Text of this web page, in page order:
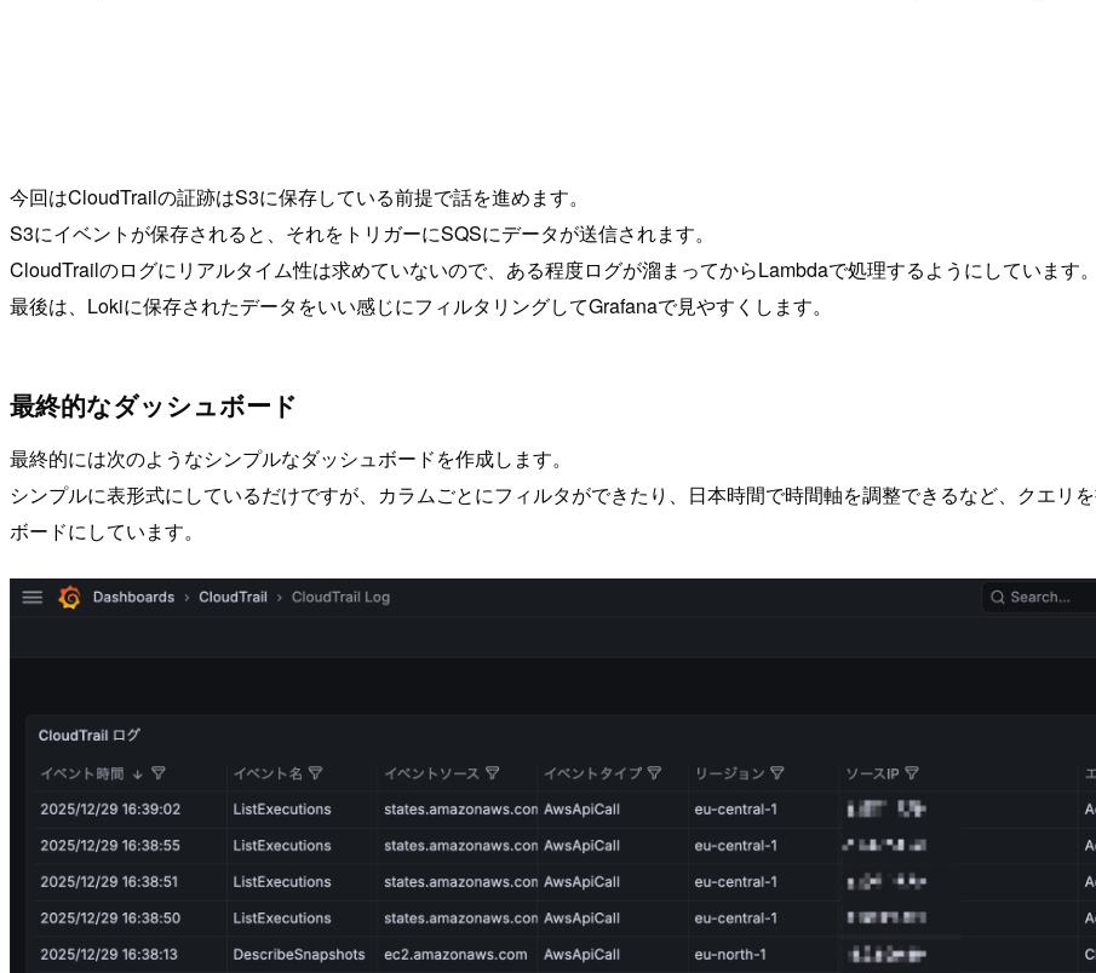
今回はCloudTrailの証跡はS3に保存している前提で話を進めます。
S3にイベントが保存されると、それをトリガーにSQSにデータが送信されます。
CloudTrailのログにリアルタイム性は求めていないので、ある程度ログが溜まってからLambdaで処理するようにしています。
最後は、Lokiに保存されたデータをいい感じにフィルタリングしてGrafanaで見やすくします。
最終的なダッシュボード
最終的には次のようなシンプルなダッシュボードを作成します。
シンプルに表形式にしているだけですが、カラムごとにフィルタができたり、日本時間で時間軸を調整できるなど、クエリ
ボードにしています。